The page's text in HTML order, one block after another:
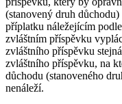
(stanovený druh důchodu)
příplatku náležejícím
zvláštním příspěvku
zvláštního příspěvku
zvláštního příspěvku, na
důchodu (stanoveného
nenáleží.